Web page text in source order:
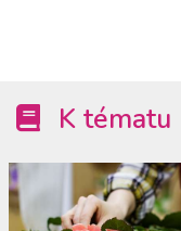
K tématu